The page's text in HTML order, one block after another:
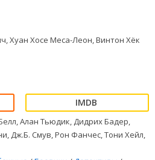
Хуан Хосе Меса-Леон, Винтон Хёк
Алан Тьюдик, Дидрих Бадер,
Дж.Б. Смув, Рон Фанчес, Тони Хейл,